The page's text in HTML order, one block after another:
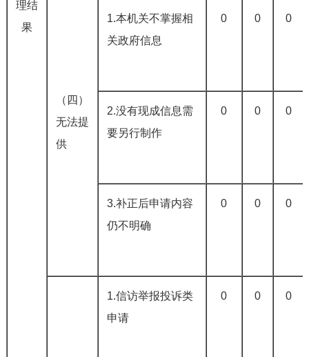
理结
果
（四）
无法提
供
1.本机关不掌握相
关政府信息
0 0 0
2.没有现成信息需
要另行制作
0 0 0
3.补正后申请内容
仍不明确
0 0 0
1.信访举报投诉类
申请
0 0 0